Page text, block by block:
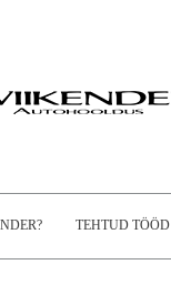
TEHTUD TÖÖD